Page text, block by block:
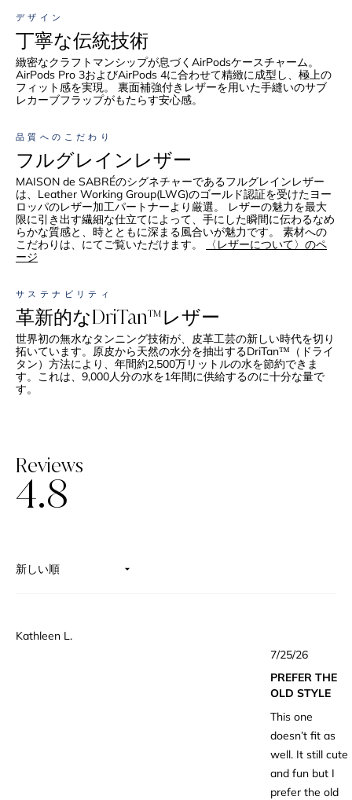
デザイン
丁寧な伝統技術
緻密なクラフトマンシップが息づくAirPodsケースチャーム。
AirPods Pro 3およびAirPods 4に合わせて精緻に成型し、極上の
フィット感を実現。 裏面補強付きレザーを用いた手縫いのサブ
レカーブフラップがもたらす安心感。
品質へのこだわり
フルグレインレザー
MAISON de SABRÉのシグネチャーであるフルグレインレザー
は、Leather Working Group(LWG)のゴールド認証を受けたヨー
ロッパのレザー加工パートナーより厳選。 レザーの魅力を最大
限に引き出す繊細な仕立てによって、手にした瞬間に伝わるなめ
らかな質感と、時とともに深まる風合いが魅力です。 素材への
こだわりは、にてご覧いただけます。
〈レザーについて〉のペ
ージ
サステナビリティ
革新的なDriTan™レザー
世界初の無水なタンニング技術が、皮革工芸の新しい時代を切り
拓いています。原皮から天然の水分を抽出するDriTan™（ドライ
タン）方法により、年間約2,500万リットルの水を節約できま
す。これは、9,000人分の水を1年間に供給するのに十分な量で
す。
Reviews
4.8
Kathleen L.
星
5
中
4
と
評
価
7/25/26
PREFER THE
OLD STYLE
This one
doesn’t fit as
well. It still cute
and fun but I
prefer the old